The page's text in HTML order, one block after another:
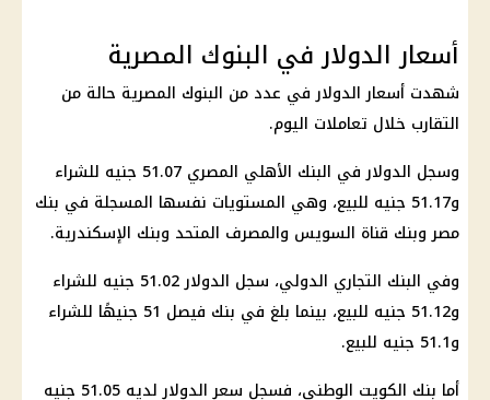
أسعار الدولار في البنوك المصرية
شهدت أسعارالدولارفي عدد من البنوك المصرية حالة من
التقارب خلال تعاملات اليوم.
وسجل الدولارفي البنك الأهلي المصري
51.07 جنيه للشراء
و51.17 جنيه للبيع، وهي المستويات نفسها المسجلة في
بنك
مصروبنك قناة السويس والمصرف المتحد وبنك الإسكندرية.
وفي البنك التجاري الدولي، سجل الدولار
51.02 جنيه للشراء
و51.12 جنيه للبيع، بينما بلغ في بنك فيصل 51 جنيهًا للشراء
و51.1 جنيه للبيع.
أما بنك الكويت الوطني، فسجل سعر الدولار
لديه 51.05 جنيه